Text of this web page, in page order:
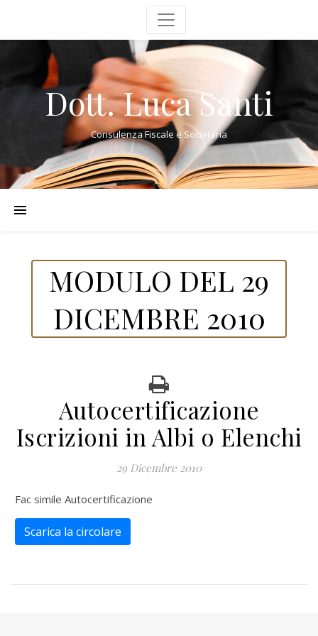
Dott. Luca Santi
Consulenza Fiscale e Societaria
MODULO DEL 29
DICEMBRE 2010
Autocertificazione
Iscrizioni in Albi o Elenchi
29 Dicembre 2010
Fac simile Autocertificazione
Scarica la circolare